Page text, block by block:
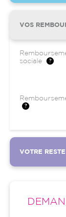
VOS
sociale
VOTRE